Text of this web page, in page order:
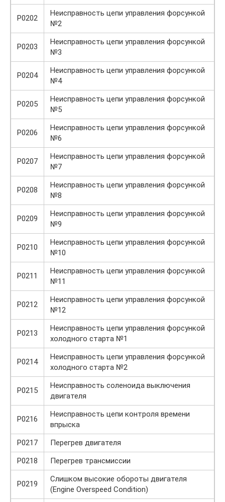
P0202
Неисправность цепи управления форсункой
№2
P0203
Неисправность цепи управления форсункой
№3
P0204
Неисправность цепи управления форсункой
№4
P0205
Неисправность цепи управления форсункой
№5
P0206
Неисправность цепи управления форсункой
№6
P0207
Неисправность цепи управления форсункой
№7
P0208
Неисправность цепи управления форсункой
№8
P0209
Неисправность цепи управления форсункой
№9
P0210
Неисправность цепи управления форсункой
№10
P0211
Неисправность цепи управления форсункой
№11
P0212
Неисправность цепи управления форсункой
№12
P0213
Неисправность цепи управления форсункой
холодного старта №1
P0214
Неисправность цепи управления форсункой
холодного старта №2
P0215
Неисправность соленоида выключения
двигателя
P0216
Неисправность цепи контроля времени
впрыска
P0217
Перегрев двигателя
P0218
Перегрев трансмиссии
P0219
Слишком высокие обороты двигателя
(Engine Overspeed Condition)